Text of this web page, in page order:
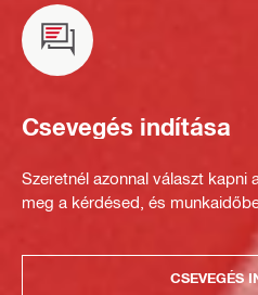
Csevegés indítása
Szeretnél azonnal választ kapni
meg a kérdésed, és
CSEVEGÉS